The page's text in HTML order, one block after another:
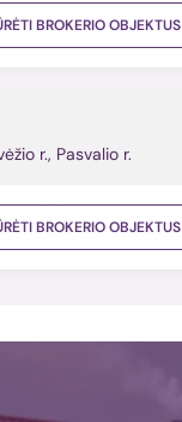
BROKERIO OBJEKTUS
r., Pasvalio r.
BROKERIO OBJEKTUS